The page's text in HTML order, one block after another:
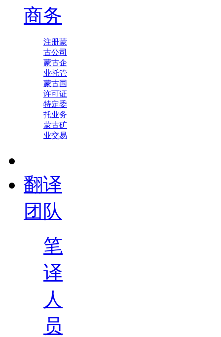
商务
注册蒙
古公司
蒙古企
业托管
蒙古国
许可证
特定委
托业务
蒙古矿
业交易
翻译
团队
笔
译
人
员